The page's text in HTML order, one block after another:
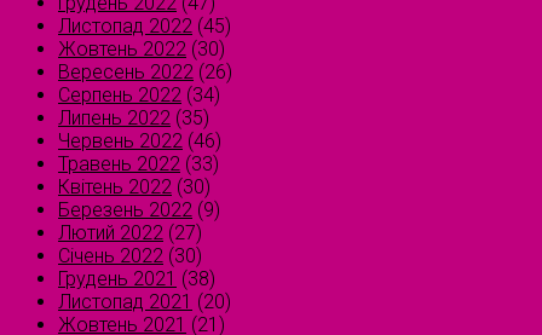
Листопад 2022 (45)
Жовтень 2022 (30)
Вересень 2022 (26)
Серпень 2022 (34)
Липень 2022 (35)
Червень 2022 (46)
Травень 2022 (33)
Квітень 2022 (30)
Березень 2022 (9)
Лютий 2022 (27)
Січень 2022 (30)
Грудень 2021 (38)
Листопад 2021 (20)
Жовтень 2021 (21)